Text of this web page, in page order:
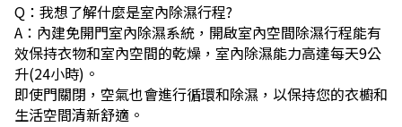
Q：我想了解什麼是室內除濕行程?
A：內建免開門室內除濕系統，開啟室內空間除濕行程能有
效保持衣物和室內空間的乾燥，室內除濕能力高達每天9公
升(24小時)。
即使門關閉，空氣也會進行循環和除濕，以保持您的衣櫥和
生活空間清新舒適。